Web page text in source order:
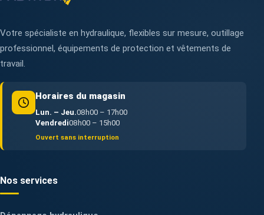
Votre spécialiste en hydraulique, flexibles sur mesure, outillage
professionnel, équipements de protection et vêtements de
travail.
Horaires du magasin
Lun. – Jeu.08h00 – 17h00
Vendredi08h00 – 15h00
Ouvert sans interruption
Nos services